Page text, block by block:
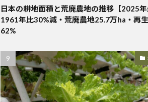
日本の耕地面積と荒廃農地の推移【2025年
1961年比30%減・荒廃農地25.7万ha・再
62%